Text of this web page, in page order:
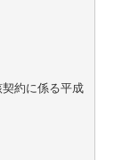
約に係る平成